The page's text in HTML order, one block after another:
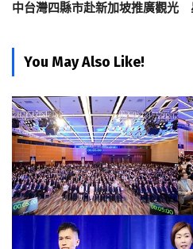
中台灣四縣市赴新加坡推廣觀光
You May Also Like!